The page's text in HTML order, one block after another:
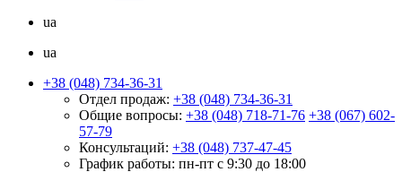
ua
ua
+38 (048) 734-36-31
Отдел продаж: +38 (048) 734-36-31
Общие вопросы: +38 (048) 718-71-76 +38 (067) 602-
57-79
Консультаций: +38 (048) 737-47-45
График работы: пн-пт с 9:30 до 18:00